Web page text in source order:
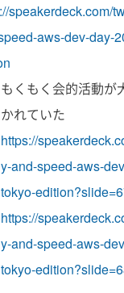
speakerdeck.com/
aws-dev-day-
もくもく会的活動が
かれていた
https://
y-and-speed-aws-
tokyo-
https://
y-and-speed-aws-
tokyo-